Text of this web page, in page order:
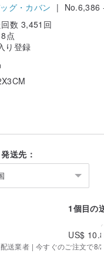
グ・カバン | No.6,386
数 3,451回
点
り登録
送先：
1個目の
US$ 10.84
送業者 | 今すぐのご注文で8/